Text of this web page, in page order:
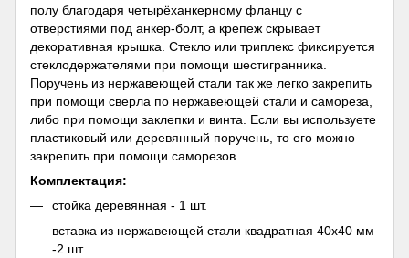
полу благодаря четырёханкерному фланцу с
отверстиями под анкер-болт, а крепеж скрывает
декоративная крышка. Стекло или триплекс фиксируется
стеклодержателями при помощи шестигранника.
Поручень из нержавеющей стали так же легко закрепить
при помощи сверла по нержавеющей стали и самореза,
либо при помощи заклепки и винта. Если вы используете
пластиковый или деревянный поручень, то его можно
закрепить при помощи саморезов.
Комплектация:
стойка деревянная - 1 шт.
вставка из нержавеющей стали квадратная 40х40 мм
-2 шт.